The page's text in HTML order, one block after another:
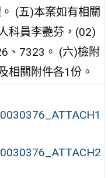
(五)本案如有相關
科員李艷芬，(02)
、7323。 (六)檢附
相關附件各1份。